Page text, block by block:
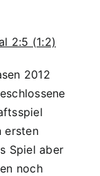
2:5 (1:2)
2012
ersten
Spiel aber
noch